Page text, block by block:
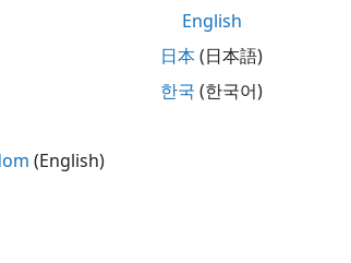
和样式 (自 R2024b 起)
PDF 模板打包到 ZIP 文件中
(English)
English
日本(日本語)
한국 (한국어)